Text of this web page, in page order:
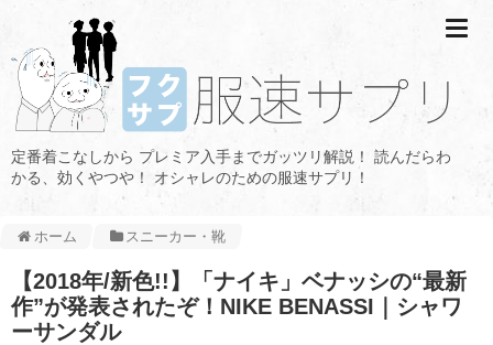
定番着こなしから プレミア入手までガッツリ解説！ 読んだらわ
かる、効くやつや！ オシャレのための服速サプリ！
ホーム スニーカー・靴
【2018年/新色!!】「ナイキ」ベナッシの“最新
作”が発表されたぞ！NIKE BENASSI｜シャワ
ーサンダル